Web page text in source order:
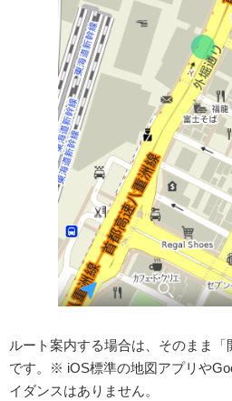
ルート案内する場合は、そのまま
です。※ iOS標準の地図アプリや
イダンスはありません。